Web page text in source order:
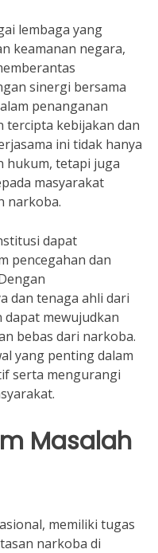
lembaga yang
keamanan negara,
sinergi bersama
penanganan
tercipta kebijakan dan
ini tidak hanya
hukum, tetapi juga
masyarakat
narkoba.
dapat
pencegahan dan
dan tenaga ahli dari
dapat mewujudkan
bebas dari narkoba.
yang penting dalam
serta mengurangi
Masalah
memiliki tugas
narkoba di